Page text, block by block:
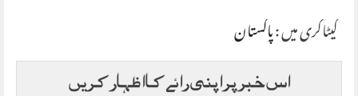
کیٹاگری میں :پاکستان
اس خبر پر اپنی رائے کا اظہار کریں